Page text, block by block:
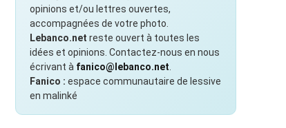
opinions et/ou lettres ouvertes,
accompagnées de votre photo.
Lebanco.net reste ouvert à toutes les
idées et opinions. Contactez-nous en nous
écrivant à fanico@lebanco.net
Fanico : espace communautaire de lessive
en malinké